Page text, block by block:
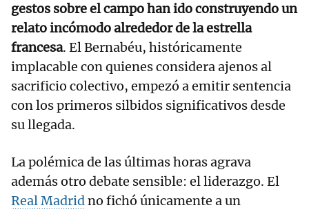
gestos sobre el campo han ido construyendo un
relato incómodo alrededor de la estrella
francesa. El Bernabéu, históricamente
implacable con quienes considera ajenos al
sacrificio colectivo, empezó a emitir sentencia
con los primeros silbidos significativos desde
su llegada.
La polémica de las últimas horas agrava
además otro debate sensible: el liderazgo. El
Real Madridno fichó únicamente a un